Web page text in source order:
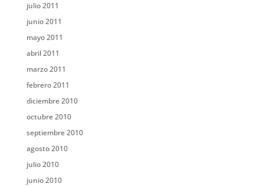
julio 2011
junio 2011
mayo 2011
abril 2011
marzo 2011
febrero 2011
diciembre 2010
octubre 2010
septiembre 2010
agosto 2010
julio 2010
junio 2010